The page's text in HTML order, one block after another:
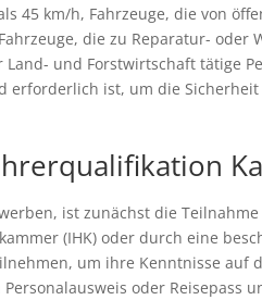
45 km/h, Fahrzeuge, die von
die zu Reparatur-
und Forstwirtschaft tätige
erforderlich ist, um die
ist zunächst die
(IHK) oder durch eine
um ihre Kenntnisse
oder